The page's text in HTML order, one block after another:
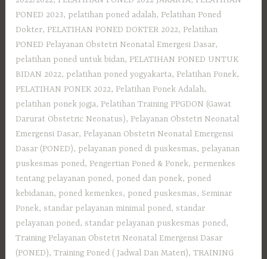
PONED 2023, pelatihan poned adalah, Pelatihan Poned
Dokter, PELATIHAN PONED DOKTER 2022, Pelatihan
PONED Pelayanan Obstetri Neonatal Emergesi Dasar,
pelatihan poned untuk bidan, PELATIHAN PONED UNTUK
BIDAN 2022, pelatihan poned yogyakarta, Pelatihan Ponek,
PELATIHAN PONEK 2022, Pelatihan Ponek Adalah,
pelatihan ponek jogja, Pelatihan Training PPGDON (Gawat
Darurat Obstetric Neonatus), Pelayanan Obstetri Neonatal
Emergensi Dasar, Pelayanan Obstetri Neonatal Emergensi
Dasar (PONED), pelayanan poned di puskesmas, pelayanan
puskesmas poned, Pengertian Poned & Ponek, permenkes
tentang pelayanan poned, poned dan ponek, poned
kebidanan, poned kemenkes, poned puskesmas, Seminar
Ponek,standar pelayanan minimal poned,standar
pelayanan poned,standar pelayanan puskesmas poned,
Training Pelayanan Obstetri Neonatal Emergensi Dasar
(PONED),Training Poned ( Jadwal Dan Materi),TRAINING